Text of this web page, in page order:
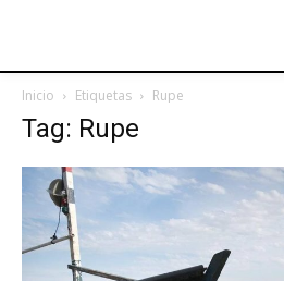
Inicio Etiquetas Rupe
Tag: Rupe